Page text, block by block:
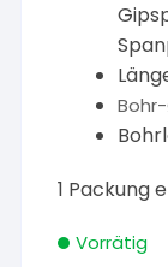
1 Packung
Vorrätig